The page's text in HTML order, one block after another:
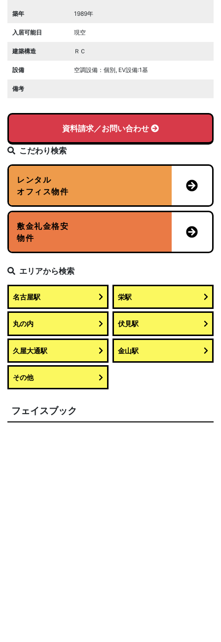
築年 1989年
入居可能日 現空
建築構造 ＲＣ
設備 空調設備：個別, EV設備:1基
備考
資料請求／お問い合わせ
こだわり検索
レンタル
オフィス物件
敷金礼金格安
物件
エリアから検索
名古屋駅 栄駅
丸の内 伏見駅
久屋大通駅 金山駅
その他
フェイスブック